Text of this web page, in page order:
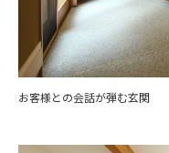
お客様との会話が弾む玄関